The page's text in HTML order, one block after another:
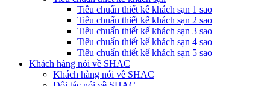
Tiêu chuẩn thiết kế khách sạn 1 sao
Tiêu chuẩn thiết kế khách sạn 2 sao
Tiêu chuẩn thiết kế khách sạn 3 sao
Tiêu chuẩn thiết kế khách sạn 4 sao
Tiêu chuẩn thiết kế khách sạn 5 sao
Khách hàng nói về SHAC
Khách hàng nói về SHAC